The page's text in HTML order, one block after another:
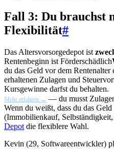
Fall 3: Du brauchst
Flexibilität#
Das Altersvorsorgedepot ist
Rentenbeginn ist Förderschädlich
du das Geld vor dem Rentenalter
erhaltenen Zulagen und
Kursgewinne darfst du behalten.
Mehr erfahren → — du musst
Wenn du weißt, dass du das
(Immobilienkauf,
Depot die flexiblere Wahl.
Kevin (29, Softwareentwickler)